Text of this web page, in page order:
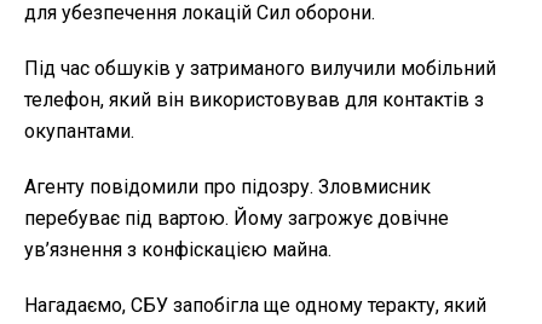
для убезпечення локацій Сил оборони.
Під час обшуків у затриманого вилучили мобільний
телефон, який він використовував для контактів з
окупантами.
Агенту повідомили про підозру. Зловмисник
перебуває під вартою. Йому загрожує довічне
ув’язнення з конфіскацією майна.
Нагадаємо, СБУ запобігла ще одному теракту, який